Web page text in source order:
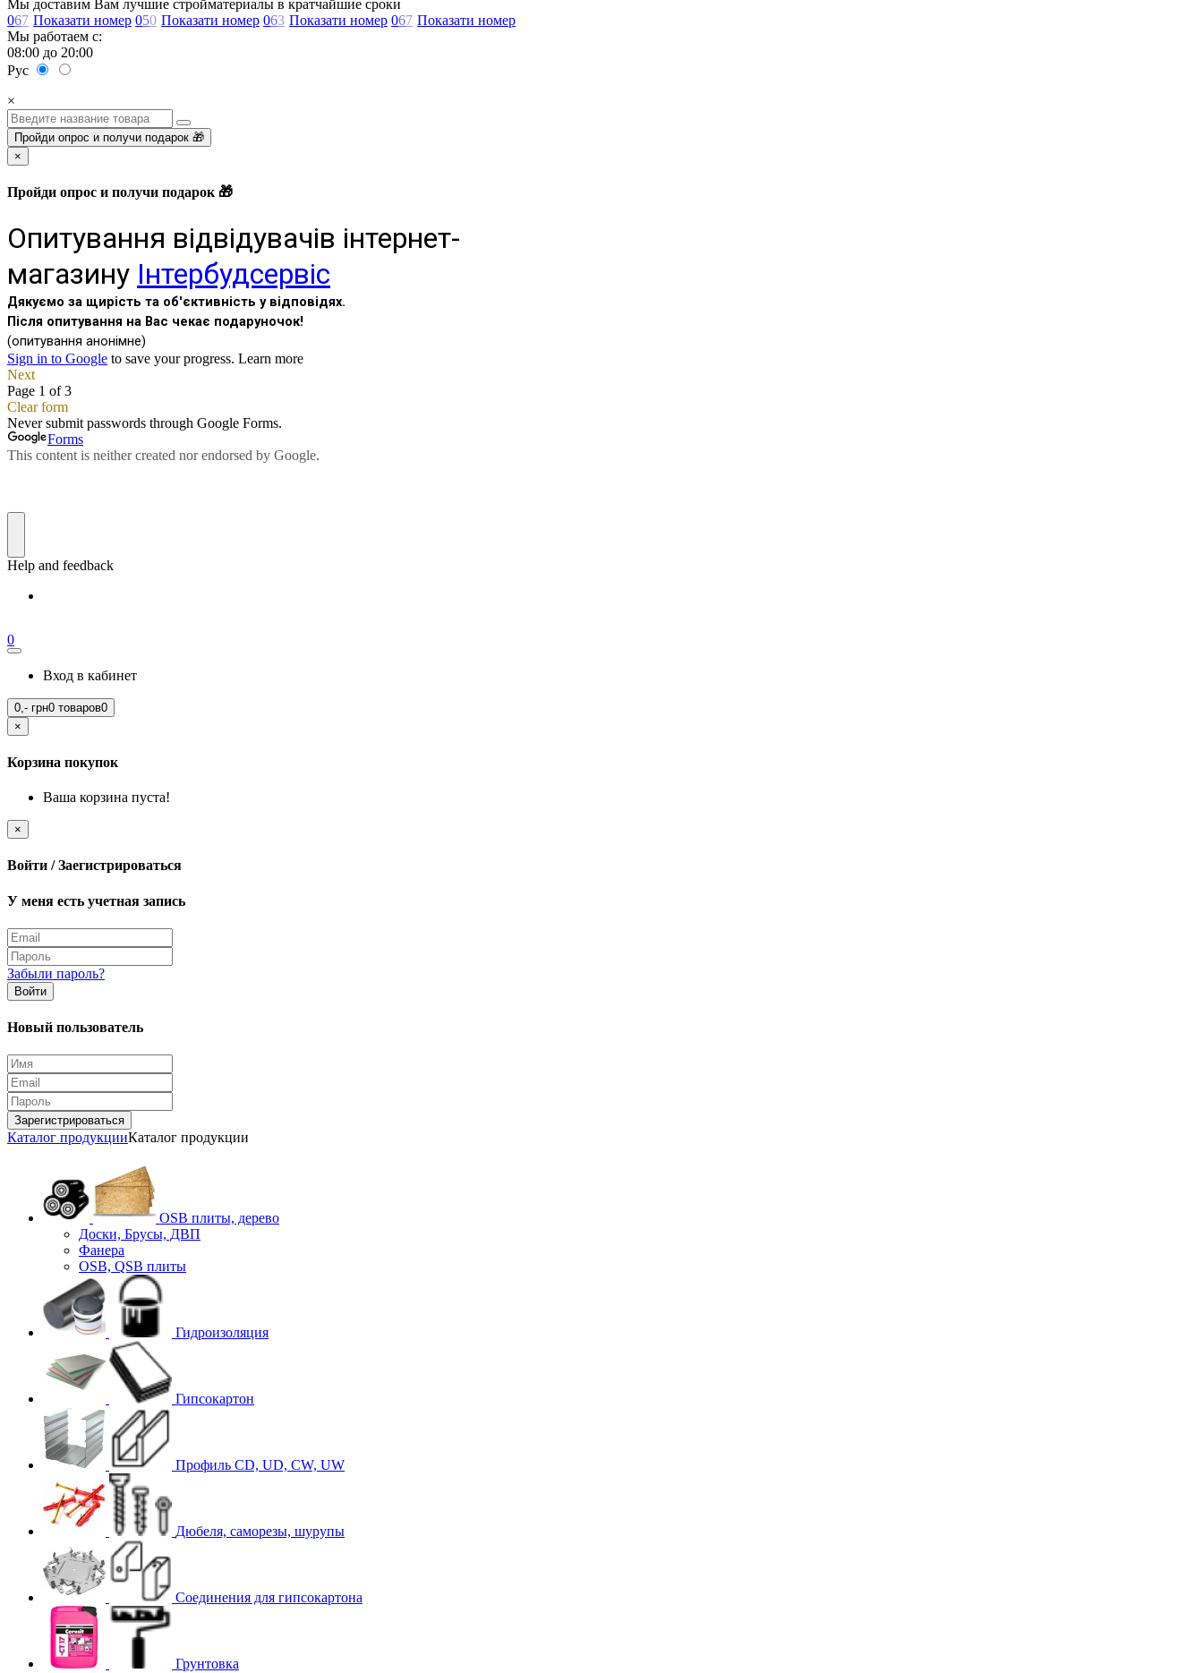
Мы доставим Вам лучшие стройматериалы в кратчайшие сроки
067 Показати номер 050 Показати номер 063 Показати номер 067 Показати номер
Мы работаем с:
08:00 до 20:00
Рус
×
Пройди опрос и получи подарок 🎁
×
Пройди опрос и получи подарок 🎁
0
Вход в кабинет
0,- грн0 товаров0
×
Корзина покупок
Ваша корзина пуста!
×
Войти / Заегистрироваться
У меня есть учетная запись
Забыли пароль?
Войти
Новый пользователь
Зарегистрироваться
Каталог продукцииКаталог продукции
OSB плиты, дерево
Доски, Брусы, ДВП
Фанера
OSB, QSB плиты
Гидроизоляция
Гипсокартон
Профиль CD, UD, CW, UW
Дюбеля, саморезы, шурупы
Соединения для гипcокартона
Грунтовка